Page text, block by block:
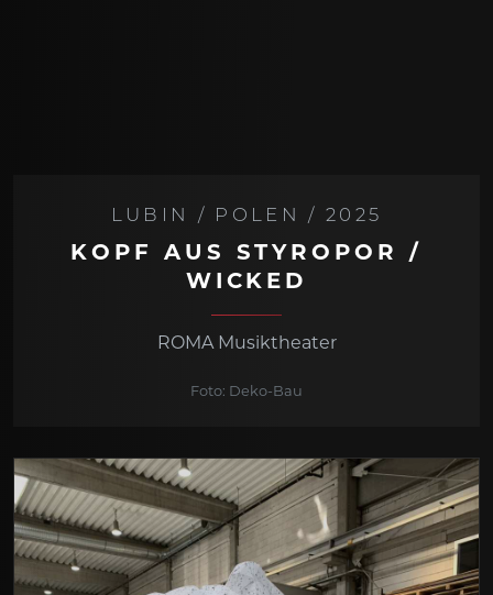
LUBIN / POLEN / 2025
KOPF AUS STYROPOR /
WICKED
ROMA Musiktheater
Foto: Deko-Bau